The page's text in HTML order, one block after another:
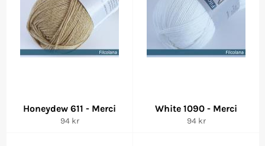
Honeydew 611 - Merci
Vanlig
94 kr
White 1090 - Merci
Vanlig
94 kr